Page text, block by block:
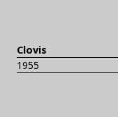
Clovis
1955